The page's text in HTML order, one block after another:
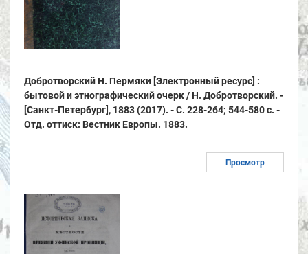
Добротворский Н. Пермяки [Электронный ресурс] :
бытовой и этнографический очерк / Н. Добротворский. -
[Санкт-Петербург], 1883 (2017). - С. 228-264; 544-580 с. -
Отд. оттиск: Вестник Европы. 1883.
Просмотр